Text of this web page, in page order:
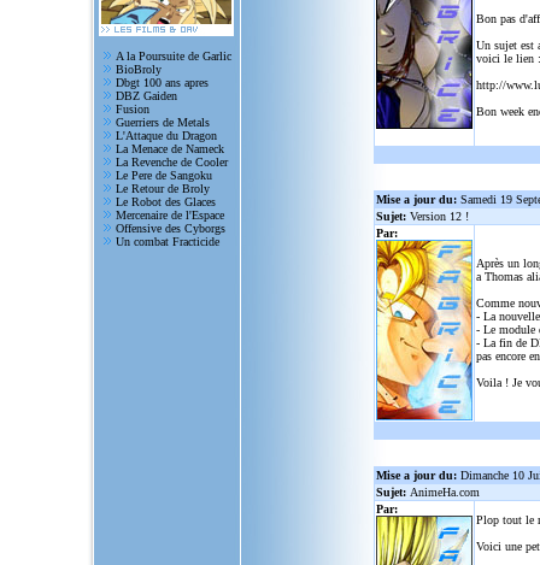
A la Poursuite de Garlic
BioBroly
Dbgt 100 ans apres
DBZ Gaiden
Fusion
Guerriers de Metals
L'Attaque du Dragon
La Menace de Nameck
La Revenche de Cooler
Le Pere de Sangoku
Le Retour de Broly
Le Robot des Glaces
Mercenaire de l'Espace
Offensive des Cyborgs
Un combat Fracticide
Bon pas
Un sujet est
voici le lien :
http://
Bon week
Mise a jour du: Samedi 19
Sujet: Version 12 !
Par:
Après un
a Thomas
Comme
- La
- Le module
- La fin de
pas encore
Voila ! Je
Mise a jour du: Dimanche 10
Sujet: AnimeHa.com
Par:
Plop tout le
Voici une